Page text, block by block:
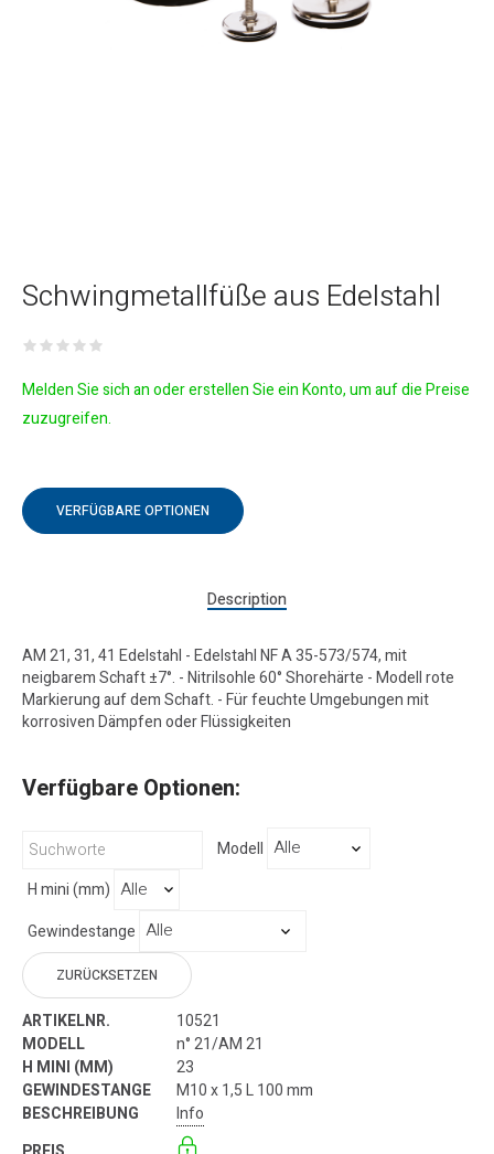
Schwingmetallfüße aus Edelstahl
Melden Sie sich an oder erstellen Sie ein Konto, um auf die Preise
zuzugreifen.
VERFÜGBARE OPTIONEN
Description
AM 21, 31, 41 Edelstahl - Edelstahl NF A 35-573/574, mit
neigbarem Schaft ±7°. - Nitrilsohle 60° Shorehärte - Modell rote
Markierung auf dem Schaft. - Für feuchte Umgebungen mit
korrosiven Dämpfen oder Flüssigkeiten
Verfügbare Optionen:
Modell
H mini (mm)
Gewindestange
ZURÜCKSETZEN
10521
n° 21/AM 21
23
M10 x 1,5 L 100 mm
Info